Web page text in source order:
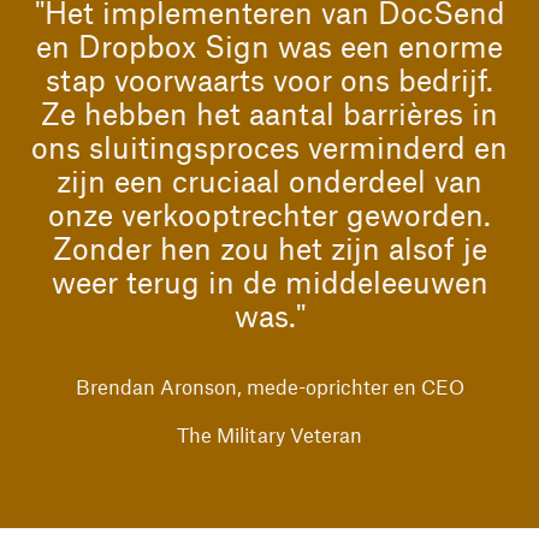
"Het implementeren van DocSend
en Dropbox Sign was een enorme
stap voorwaarts voor ons bedrijf.
Ze hebben het aantal barrières in
ons sluitingsproces verminderd en
zijn een cruciaal onderdeel van
onze verkooptrechter geworden.
Zonder hen zou het zijn alsof je
weer terug in de middeleeuwen
was."
Brendan Aronson, mede-oprichter en CEO
The Military Veteran